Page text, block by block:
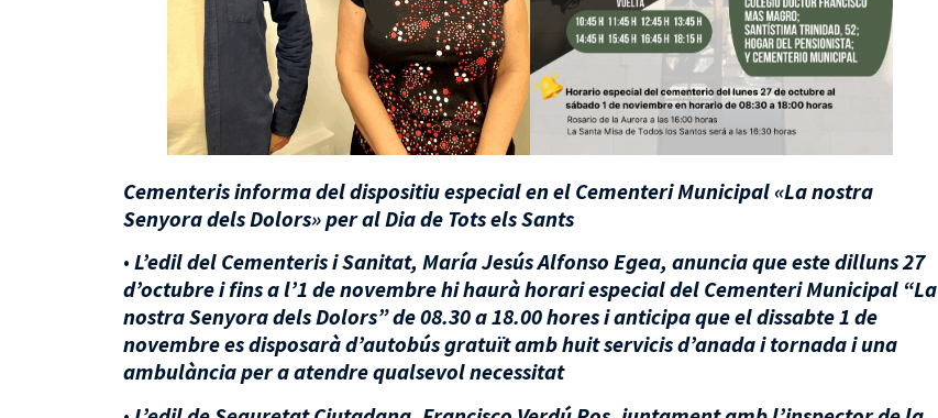
Cementeris informa del dispositiu especial en el Cementeri Municipal «La nostra
Senyora dels Dolors» per al Dia de Tots els Sants
• L’edil del Cementeris i Sanitat, María Jesús Alfonso Egea, anuncia que este dilluns 27
d’octubre i fins a l’1 de novembre hi haurà horari especial del Cementeri Municipal “La
nostra Senyora dels Dolors” de 08.30 a 18.00 hores i anticipa que el dissabte 1 de
novembre es disposarà d’autobús gratuït amb huit servicis d’anada i tornada i una
ambulància per a atendre qualsevol necessitat